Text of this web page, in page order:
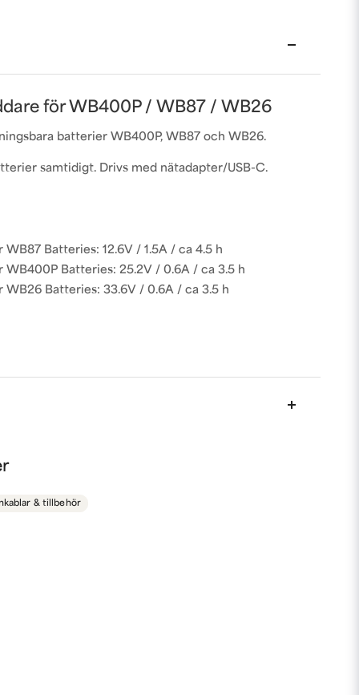
för WB400P / WB87 / WB26
batterier WB400P, WB87 och WB26.
samtidigt. Drivs med nätadapter/USB-C.
Batteries: 12.6V / 1.5A / ca 4.5 h
Batteries: 25.2V / 0.6A / ca 3.5 h
Batteries: 33.6V / 0.6A / ca 3.5 h
produkten...
& tillbehör